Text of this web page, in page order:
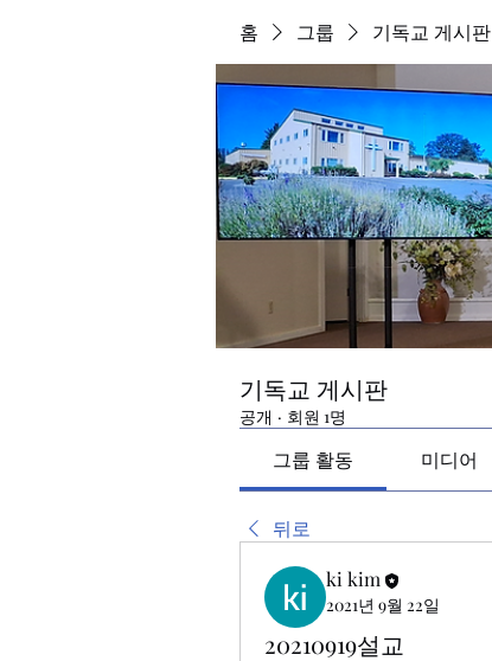
홈 그룹 기독교 게시판
기독교 게시판
공개 · 회원 1명
그룹 활동 미디어
뒤로
ki kim
2021년 9월 22일
20210919설교